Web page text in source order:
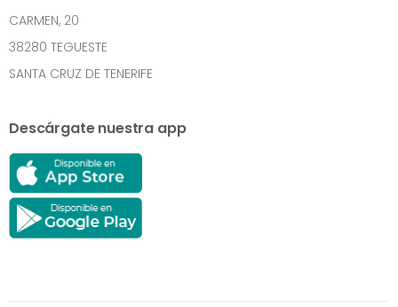
CARMEN, 20
38280 TEGUESTE
SANTA CRUZ DE TENERIFE
Descárgate nuestra app